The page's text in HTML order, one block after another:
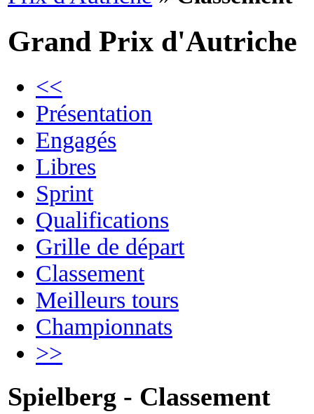
Grand Prix d'Autriche
<<
Présentation
Engagés
Libres
Sprint
Qualifications
Grille de départ
Classement
Meilleurs tours
Championnats
>>
Spielberg - Classement